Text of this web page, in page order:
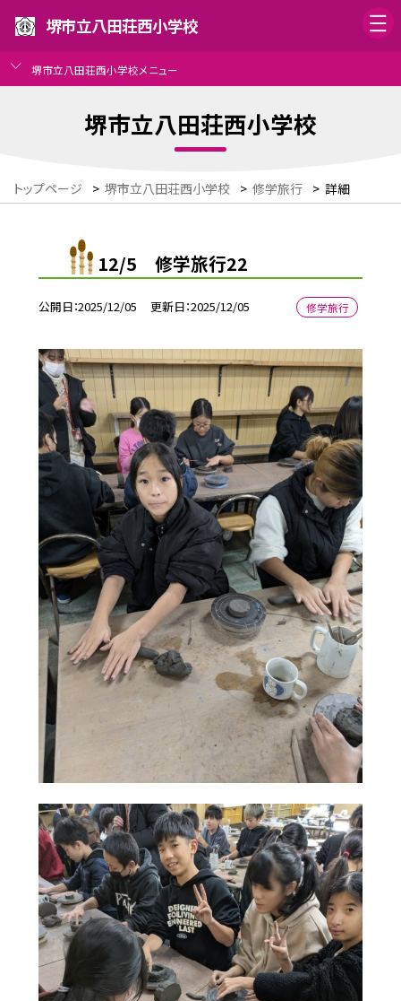
堺市立八田荘西小学校
堺市立八田荘西小学校メニュー
堺市立八田荘西小学校
トップページ > 堺市立八田荘西小学校 > 修学旅行 > 詳細
12/5 修学旅行22
公開日 2025/12/05 更新日 2025/12/05 修学旅行